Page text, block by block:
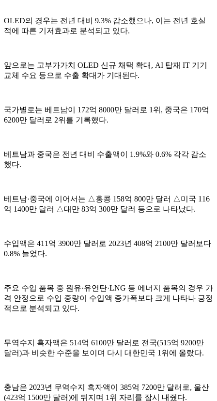
OLED의 경우는 전년 대비 9.3% 감소했으나, 이는 전년 호실
적에 따른 기저효과로 분석되고 있다.
앞으로는 고부가가치 OLED 신규 채택 확대, AI 탑재 IT 기기
교체 수요 등으로 수출 확대가 기대된다.
국가별로는 베트남이 172억 8000만 달러로 1위, 중국은 170억
6200만 달러로 2위를 기록했다.
베트남과 중국은 전년 대비 수출액이 1.9%와 0.6% 각각 감소
했다.
베트남·중국에 이어서는 △홍콩 158억 800만 달러 △미국 116
억 1400만 달러 △대만 83억 300만 달러 등으로 나타났다.
수입액은 411억 3900만 달러로 2023년 408억 2100만 달러보다
0.8% 늘었다.
주요 수입 품목 중 원유·유연탄·LNG 등 에너지 품목의 경우 가
격 안정으로 수입 중량이 수입액 증가폭보다 크게 나타나 긍정
적으로 분석되고 있다.
무역수지 흑자액은 514억 6100만 달러로 전국(515억 9200만
달러)과 비슷한 수준을 보이며 다시 대한민국 1위에 올랐다.
충남은 2023년 무역수지 흑자액이 385억 7200만 달러로, 울산
(423억 1500만 달러)에 뒤지며 1위 자리를 잠시 내줬다.